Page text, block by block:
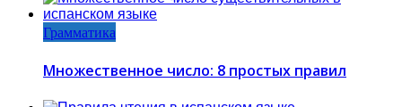
Грамматика
Множественное число: 8 простых правил